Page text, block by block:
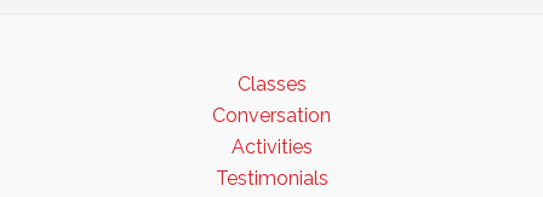
Classes
Conversation
Activities
Testimonials